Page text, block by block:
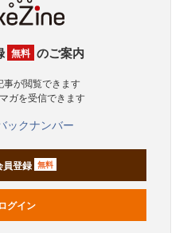
無料 のご案内
事が閲覧できます
ガを受信できます
ックナンバー
員登録 無料
ログイン